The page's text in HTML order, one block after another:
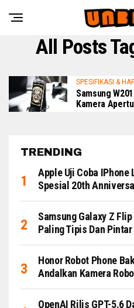
All Posts
SPESIFIKASI &
Samsung
Kamera
TRENDING
Apple Uji Coba IPhone
Spesial 20th
Samsung Galaxy Z
Paling Tipis Dan
Honor Robot Phone
Andalkan Kamera
OpenAI Rilis GPT-5.6